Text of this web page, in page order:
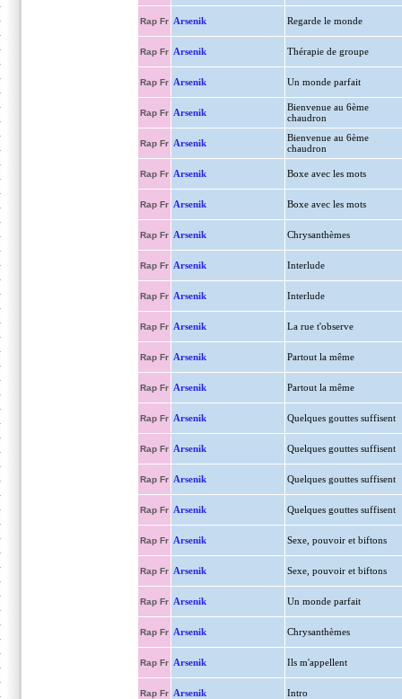
Rap Fr Arsenik Regarde le monde
Rap Fr Arsenik Thérapie de groupe
Rap Fr Arsenik Un monde parfait
Rap Fr Arsenik
Bienvenue au 6ème
chaudron
Rap Fr Arsenik
Bienvenue au 6ème
chaudron
Rap Fr Arsenik Boxe avec les mots
Rap Fr Arsenik Boxe avec les mots
Rap Fr Arsenik Chrysanthèmes
Rap Fr Arsenik Interlude
Rap Fr Arsenik Interlude
Rap Fr Arsenik La rue t'observe
Rap Fr Arsenik Partout la même
Rap Fr Arsenik Partout la même
Rap Fr Arsenik Quelques gouttes suffisent
Rap Fr Arsenik Quelques gouttes suffisent
Rap Fr Arsenik Quelques gouttes suffisent
Rap Fr Arsenik Quelques gouttes suffisent
Rap Fr Arsenik Sexe, pouvoir et biftons
Rap Fr Arsenik Sexe, pouvoir et biftons
Rap Fr Arsenik Un monde parfait
Rap Fr Arsenik Chrysanthèmes
Rap Fr Arsenik Ils m'appellent
Rap Fr Arsenik Intro